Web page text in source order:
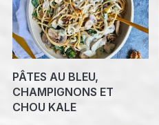
PÂTES AU BLEU,
CHAMPIGNONS ET
CHOU KALE